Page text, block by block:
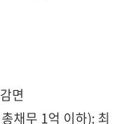
면
채무 1억 이하): 최